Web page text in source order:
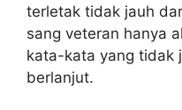
terletak tidak jauh
sang veteran hanya
kata-kata yang tidak
berlanjut.